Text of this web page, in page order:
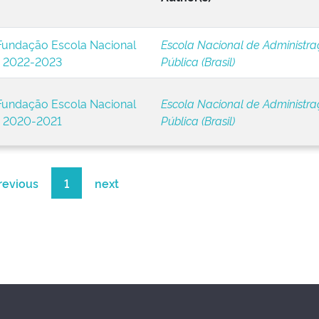
Escola Nacional
2022-2023
Escola Nacional de
Pública (Brasil)
Escola Nacional
2021
Escola Nacional de
Pública (Brasil)
1 next